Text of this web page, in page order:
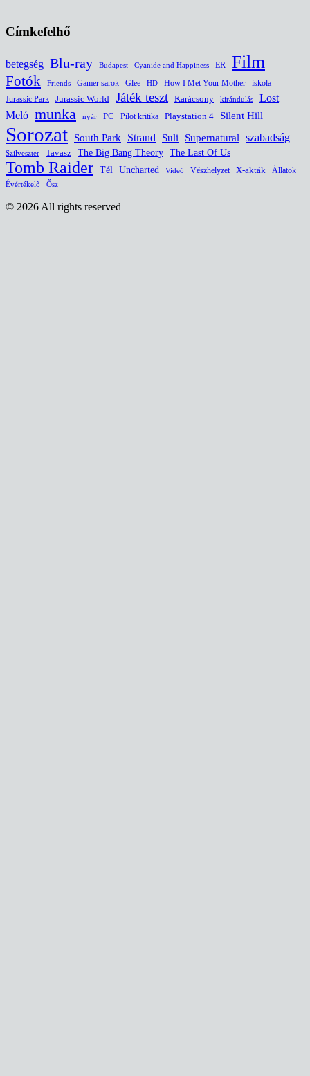
Címkefelhő
betegség Blu-ray Budapest Cyanide and Happiness ER Film
Fotók Friends Gamer sarok Glee HD How I Met Your Mother
iskola
Jurassic Park
Jurassic World Játék teszt Karácsony kirándulás Lost
Meló munka nyár PC Pilot kritika Playstation 4 Silent Hill
Sorozat South Park Strand Suli Supernatural szabadság
Szilveszter Tavasz The Big Bang Theory The Last Of Us
Tomb Raider Tél Uncharted Videó Vészhelyzet X-akták Állatok
Évértékelő Ősz
© 2026 All rights reserved